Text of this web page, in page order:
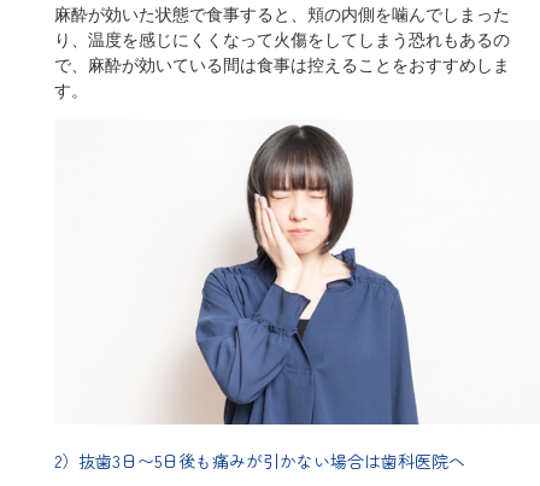
麻酔が効いた状態で食事すると、頬の内側を噛んでしまった
り、温度を感じにくくなって火傷をしてしまう恐れもあるの
で、麻酔が効いている間は食事は控えることをおすすめしま
す。
2）抜歯3日〜5日後も痛みが引かない場合は歯科医院へ